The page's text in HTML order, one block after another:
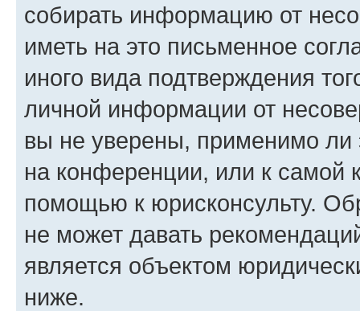
собирать информацию от
иметь на это письменное
иного вида подтверждения
личной информации от
вы не уверены, применимо ли
на конференции, или к самой
помощью к юрисконсульту.
не может давать
является объектом
ниже.